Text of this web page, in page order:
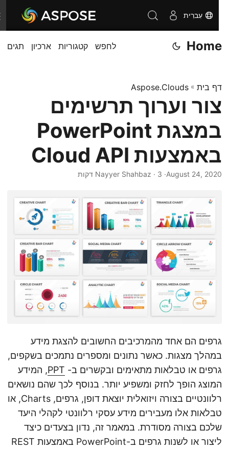
עִברִית
Home לחפש קטגוריות ארכיון תגים
דף בית»
Aspose.Clouds
צור וערוך תרשימים
במצגת PowerPoint
באמצעות Cloud API
August 24, 2020· Nayyer Shahbaz · 3 דקות
גרפים הם אחד מהמרכיבים החשובים להצגת מידע
במהלך מצגות. כאשר נתונים ומספרים נתמכים בשקפים,
גרפים או טבלאות מתאימים ובקשרים ב-PPT, המידע
המוצג הופך לחזק ומשפיע יותר. בנוסף לכך שהם נושאים
רלוונטיים בצורה ויזואלית יוצאת דופן, גרפים, Charts, או
טבלאות אלו מעבירים מידע עסקי רלוונטי לקהלי היעד
שלכם בצורה מסודרת. במאמר זה, נדון בצעדים כיצד
ליצור או לשנות גרפים ב-PowerPoint באמצעות REST